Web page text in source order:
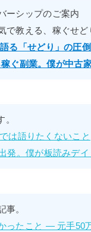
ーシップのご案内
で教える、稼ぐせど
る「せどり」の圧
ぐ副業。僕が中古
は語りたくないこと
発。僕が板読みデイ
事。
ったこと — 元手50